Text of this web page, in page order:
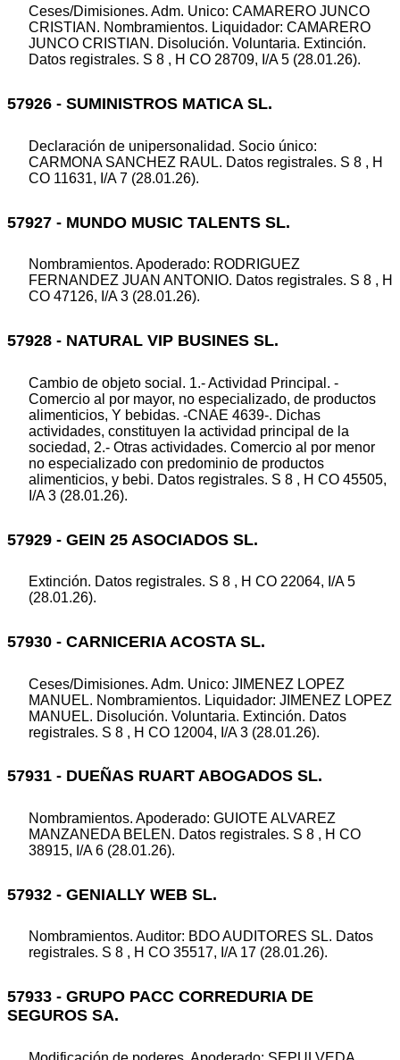
Ceses/Dimisiones. Adm. Unico: CAMARERO JUNCO
CRISTIAN. Nombramientos. Liquidador: CAMARERO
JUNCO CRISTIAN. Disolución. Voluntaria. Extinción.
Datos registrales. S 8 , H CO 28709, I/A 5 (28.01.26).
57926 - SUMINISTROS MATICA SL.
Declaración de unipersonalidad. Socio único:
CARMONA SANCHEZ RAUL. Datos registrales. S 8 , H
CO 11631, I/A 7 (28.01.26).
57927 - MUNDO MUSIC TALENTS SL.
Nombramientos. Apoderado: RODRIGUEZ
FERNANDEZ JUAN ANTONIO. Datos registrales. S 8 , H
CO 47126, I/A 3 (28.01.26).
57928 - NATURAL VIP BUSINES SL.
Cambio de objeto social. 1.- Actividad Principal. -
Comercio al por mayor, no especializado, de productos
alimenticios, Y bebidas. -CNAE 4639-. Dichas
actividades, constituyen la actividad principal de la
sociedad, 2.- Otras actividades. Comercio al por menor
no especializado con predominio de productos
alimenticios, y bebi. Datos registrales. S 8 , H CO 45505,
I/A 3 (28.01.26).
57929 - GEIN 25 ASOCIADOS SL.
Extinción. Datos registrales. S 8 , H CO 22064, I/A 5
(28.01.26).
57930 - CARNICERIA ACOSTA SL.
Ceses/Dimisiones. Adm. Unico: JIMENEZ LOPEZ
MANUEL. Nombramientos. Liquidador: JIMENEZ LOPEZ
MANUEL. Disolución. Voluntaria. Extinción. Datos
registrales. S 8 , H CO 12004, I/A 3 (28.01.26).
57931 - DUEÑAS RUART ABOGADOS SL.
Nombramientos. Apoderado: GUIOTE ALVAREZ
MANZANEDA BELEN. Datos registrales. S 8 , H CO
38915, I/A 6 (28.01.26).
57932 - GENIALLY WEB SL.
Nombramientos. Auditor: BDO AUDITORES SL. Datos
registrales. S 8 , H CO 35517, I/A 17 (28.01.26).
57933 - GRUPO PACC CORREDURIA DE
SEGUROS SA.